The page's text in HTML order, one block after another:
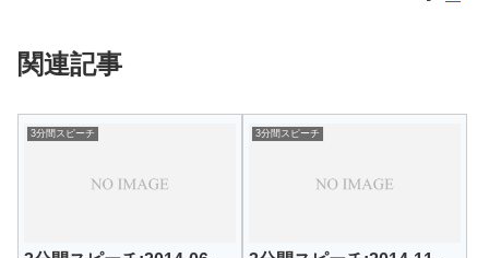
関連記事
3分間スピーチ 3分間スピーチ